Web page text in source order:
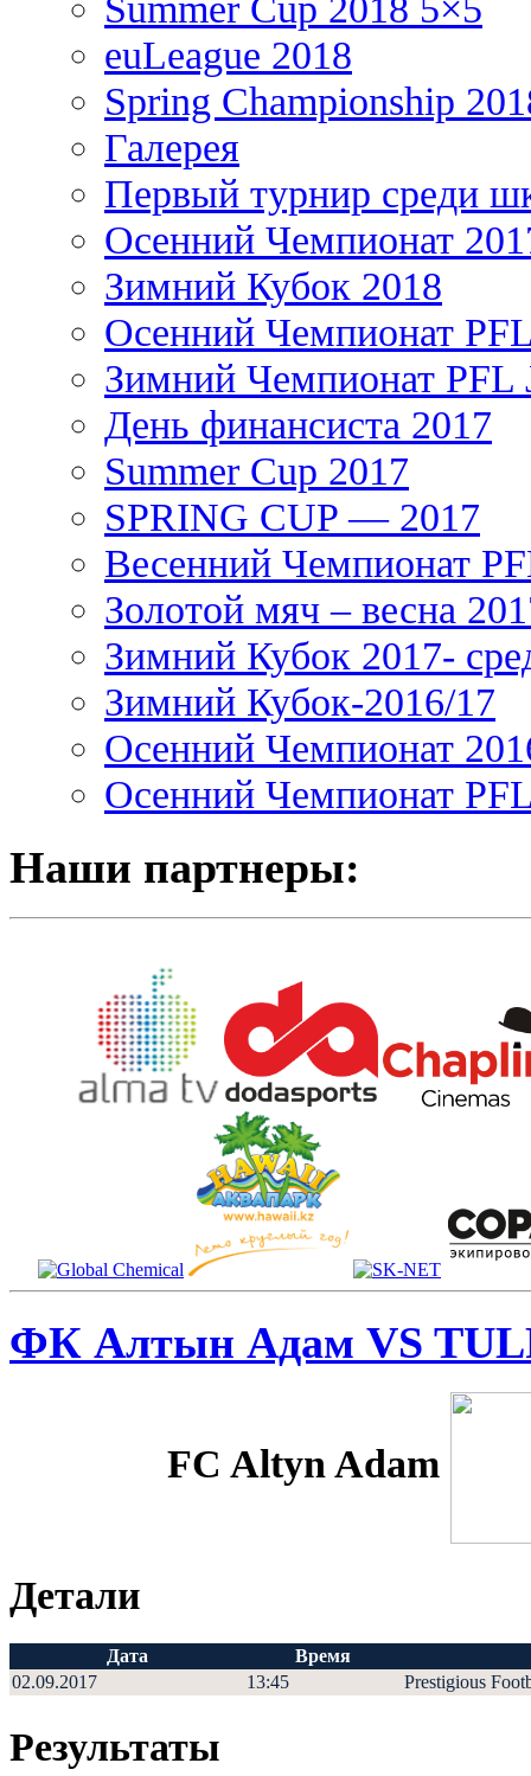
euLeague 2018
Spring Championship
Галерея
Первый турнир среди
Осенний Чемпионат
Зимний Кубок 2018
Осенний Чемпионат
Зимний Чемпионат PFL
День финансиста 2017
Summer Cup 2017
SPRING CUP — 2017
Весенний Чемпионат
Золотой мяч – весна
Зимний Кубок 2017-
Зимний Кубок-2016/17
Осенний Чемпионат
Осенний Чемпионат
Наши партнеры:
ФК Алтын Адам VS
FC Altyn Adam
Детали
Дата
Время
02.09.2017
13:45 Prestigious
Результаты